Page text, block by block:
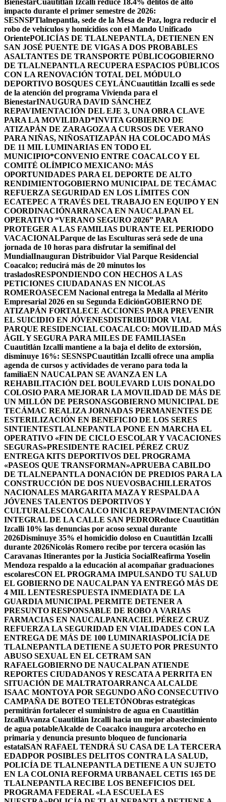
BienestarCuautitlán Izcalli reduce 18.4% delitos de alto
impacto durante el primer semestre de 2026:
SESNSPTlalnepantla, sede de la Mesa de Paz, logra reducir el
robo de vehículos y homicidios con el Mando Unificado
OrientePOLICÍAS DE TLALNEPANTLA, ​DETIENEN EN
SAN JOSÉ PUENTE DE VIGAS A DOS PROBABLES
ASALTANTES DE TRANSPORTE PÚBLICOGOBIERNO
DE TLALNEPANTLA RECUPERA ESPACIOS PÚBLICOS
CON LA RENOVACIÓN TOTAL DEL MÓDULO
DEPORTIVO BOSQUES CEYLÁNCuautitlán Izcalli es sede
de la atención del programa Vivienda para el
BienestarINAUGURA DAVID SÁNCHEZ
REPAVIMENTACIÓN DEL EJE 3, UNA OBRA CLAVE
PARA LA MOVILIDAD*INVITA GOBIERNO DE
ATIZAPÁN DE ZARAGOZA A CURSOS DE VERANO
PARA NIÑAS, NIÑOSATIZAPÁN HA COLOCADO MÁS
DE 11 MIL LUMINARIAS EN TODO EL
MUNICIPIO*CONVENIO ENTRE COACALCO Y EL
COMITÉ OLÍMPICO MEXICANO: MÁS
OPORTUNIDADES PARA EL DEPORTE DE ALTO
RENDIMIENTOGOBIERNO MUNICIPAL DE TECÁMAC
REFUERZA SEGURIDAD EN LOS LÍMITES CON
ECATEPEC A TRAVÉS DEL TRABAJO EN EQUIPO Y EN
COORDINACIÓNARRANCA EN NAUCALPAN EL
OPERATIVO “VERANO SEGURO 2026” PARA
PROTEGER A LAS FAMILIAS DURANTE EL PERIODO
VACACIONALParque de las Esculturas será sede de una
jornada de 10 horas para disfrutar la semifinal del
MundialInauguran Distribuidor Vial Parque Residencial
Coacalco; reducirá más de 20 minutos los
trasladosRESPONDIENDO CON HECHOS A LAS
PETICIONES CIUDADANAS EN NICOLAS
ROMEROASECEM Nacional entrega la Medalla al Mérito
Empresarial 2026 en su Segunda EdiciónGOBIERNO DE
ATIZAPÁN FORTALECE ACCIONES PARA PREVENIR
EL SUICIDIO EN JÓVENESDISTRIBUIDOR VIAL
PARQUE RESIDENCIAL COACALCO: MOVILIDAD MÁS
ÁGIL Y SEGURA PARA MILES DE FAMILIASEn
Cuautitlán Izcalli mantiene a la baja el delito de extorsión,
disminuye 16%: SESNSPCuautitlán Izcalli ofrece una amplia
agenda de cursos y actividades de verano para toda la
familiaEN NAUCALPAN SE AVANZA EN LA
REHABILITACIÓN DEL BOULEVARD LUIS DONALDO
COLOSIO PARA MEJORAR LA MOVILIDAD DE MÁS DE
UN MILLÓN DE PERSONASGOBIERNO MUNICIPAL DE
TECÁMAC REALIZA JORNADAS PERMANENTES DE
ESTERILIZACIÓN EN BENEFICIO DE LOS SERES
SINTIENTESTLALNEPANTLA PONE EN MARCHA EL
OPERATIVO «FIN DE CICLO ESCOLAR Y VACACIONES
SEGURAS»PRESIDENTE RACIEL PÉREZ CRUZ
ENTREGA KITS DEPORTIVOS DEL PROGRAMA
«PASEOS QUE TRANSFORMAN»APRUEBA CABILDO
DE TLALNEPANTLA DONACIÓN DE PREDIOS PARA LA
CONSTRUCCIÓN DE DOS NUEVOSBACHILLERATOS
NACIONALES MARGARITA MAZA Y RESPALDA A
JÓVENES TALENTOS DEPORTIVOS Y
CULTURALESCOACALCO INICIA REPAVIMENTACIÓN
INTEGRAL DE LA CALLE SAN PEDROReduce Cuautitlán
Izcalli 10% las denuncias por acoso sexual durante
2026Disminuye 35% el homicidio doloso en Cuautitlán Izcalli
durante 2026Nicolás Romero recibe por tercera ocasión las
Caravanas Itinerantes por la Justicia SocialReafirma Yoselin
Mendoza respaldo a la educación al acompañar graduaciones
escolaresCON EL PROGRAMA IMPULSANDO TU SALUD
EL GOBIERNO DE NAUCALPAN YA ENTREGÓ MÁS DE
4 MIL LENTESRESPUESTA INMEDIATA DE LA
GUARDIA MUNICIPAL PERMITE DETENER A
PRESUNTO RESPONSABLE DE ROBO A VARIAS
FARMACIAS EN NAUCALPANRACIEL PÉREZ CRUZ
REFUERZA LA SEGURIDAD EN VIALIDADES CON LA
ENTREGA DE MÁS DE 100 LUMINARIASPOLICÍA DE
TLALNEPANTLA DETIENE A SUJETO POR PRESUNTO
ABUSO SEXUAL EN EL CETRAM SAN
RAFAELGOBIERNO DE NAUCALPAN ATIENDE
REPORTES CIUDADANOS Y RESCATA A PERRITA EN
SITUACIÓN DE MALTRATOARRANCA ALCALDE
ISAAC MONTOYA POR SEGUNDO AÑO CONSECUTIVO
CAMPAÑA DE BOTEO TELETÓNObras estratégicas
permitirán fortalecer el suministro de agua en Cuautitlán
IzcalliAvanza Cuautitlán Izcalli hacia un mejor abastecimiento
de agua potableAlcalde de Coacalco inaugura arcotecho en
primaria y denuncia presunto bloqueo de funcionaria
estatalSAN RAFAEL TENDRÁ SU CASA DE LA TERCERA
EDADPOR POSIBLES DELITOS CONTRA LA SALUD,
POLICÍA DE TLALNEPANTLA DETIENE A UN SUJETO
EN LA COLONIA REFORMA URBANAEL CETIS 165 DE
TLALNEPANTLA RECIBE LOS BENEFICIOS DEL
PROGRAMA FEDERAL «LA ESCUELA ES